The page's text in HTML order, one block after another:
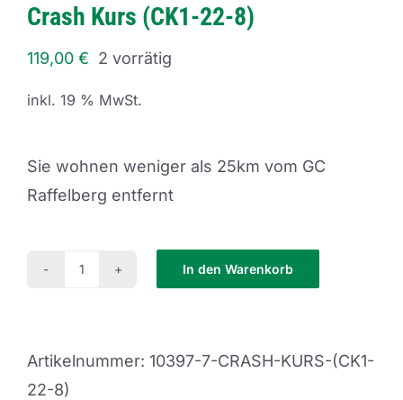
Crash Kurs (CK1-22-8)
119,00 € 2 vorrätig
inkl. 19 % MwSt.
Sie wohnen weniger als 25km vom GC
Raffelberg entfernt
22-
In den Warenkorb
Artikelnummer: 10397-7-CRASH-KURS-(CK1-
22-8)